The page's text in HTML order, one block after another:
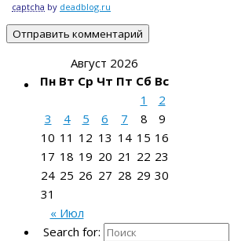
captcha by deadblog.ru
Август 2026
Пн Вт Ср Чт Пт Сб Вс
« Июл
1
2
3
4 5 6 7 8
9
10 11 12 13 14 15 16
17 18 19 20 21 22 23
24 25 26 27 28 29 30
31
Search for: